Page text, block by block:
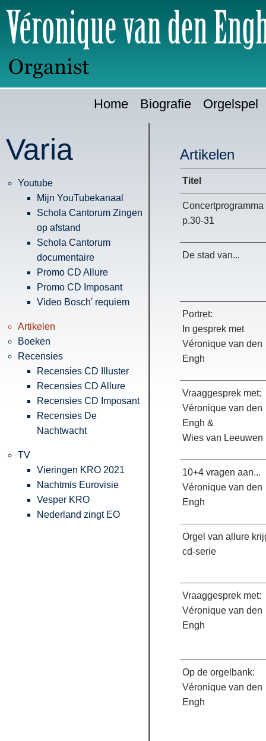
Ga
direct
naar:
Home Biografie Orgelspel
Artikelen
Titel
Concertprogramma
p.30-31
De stad van...
Portret:
In gesprek met
Véronique van den
Engh
Vraaggesprek met:
Véronique van den
Engh &
Wies van Leeuwen
10+4 vragen aan...
Véronique van den
Engh
Orgel van allure
cd-serie
Vraaggesprek met:
Véronique van den
Engh
Op de orgelbank:
Véronique van den
Engh
Varia
Youtube
Mijn YouTubekanaal
Schola Cantorum Zingen
op afstand
Schola Cantorum
documentaire
Promo CD Allure
Promo CD Imposant
Video Bosch' requiem
Artikelen
Boeken
Recensies
Recensies CD Illuster
Recensies CD Allure
Recensies CD Imposant
Recensies De
Nachtwacht
TV
Vieringen KRO 2021
Nachtmis Eurovisie
Vesper KRO
Nederland zingt EO